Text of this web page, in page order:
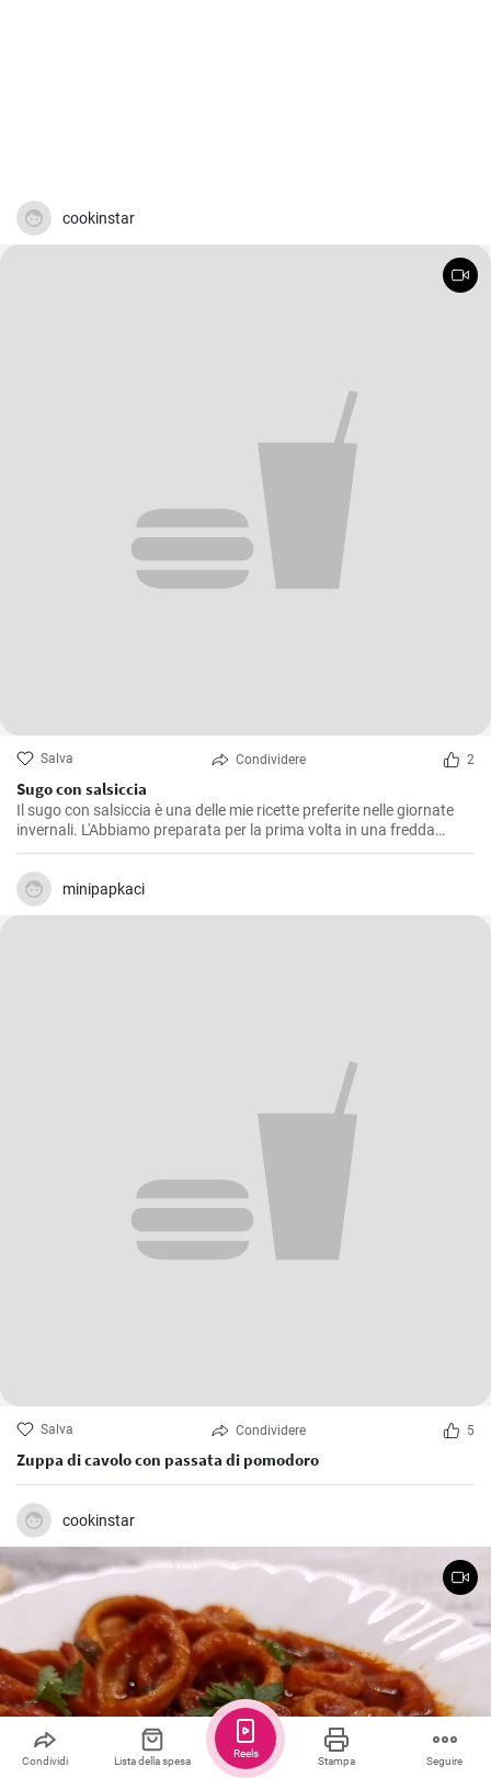
cookinstar
Salva Condividere 2
Sugo con salsiccia
Il sugo con salsiccia è una delle mie ricette preferite nelle giornate
invernali. L'Abbiamo preparata per la prima volta in una fredda
giornata d'inverno ed è da allora che rappresenta un classico nella
nostra famiglia. Il gustoso e corposo sapore della salsiccia si fonde
perfettamente con il pomodoro, creando un condimento delizioso
per la pasta. Il segreto è lasciare che il sugo cuocia lentamente, in
minipapkaci
Salva Condividere 5
Zuppa di cavolo con passata di pomodoro
cookinstar
Condividi Lista della spesa Stampa Seguire
Reels